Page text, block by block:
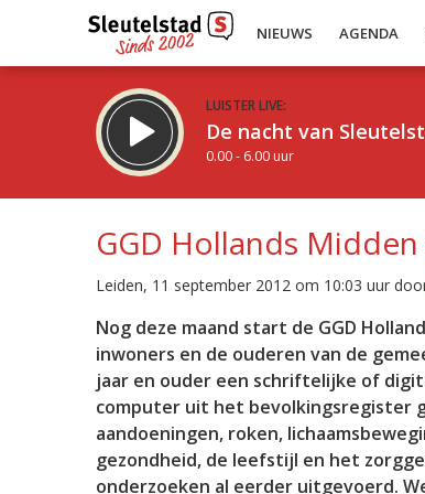
NIEUWS AGENDA
LUISTER LIVE:
De nacht van
0.00 - 6.00 uur
Inklappen
GGD Hollands
Leiden, 11 september 2012 om 10:03 uur
Nog deze maand start de GGD
inwoners en de ouderen van de
jaar en ouder een schriftelijke of
computer uit het bevolkingsregister
aandoeningen, roken,
gezondheid, de leefstijl en het
onderzoeken al eerder uitgevoerd.